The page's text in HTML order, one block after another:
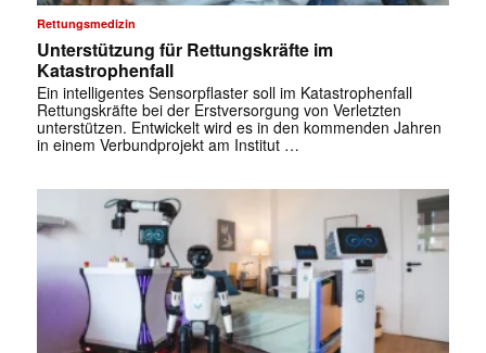
Rettungsmedizin
Unterstützung für Rettungskräfte im
Katastrophenfall
Ein intelligentes Sensorpflaster soll im Katastrophenfall
Rettungskräfte bei der Erstversorgung von Verletzten
unterstützen. Entwickelt wird es in den kommenden Jahren
in einem Verbundprojekt am Institut …